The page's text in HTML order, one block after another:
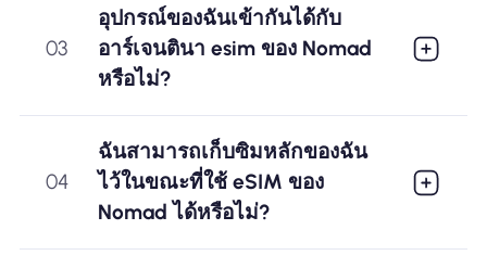
03
อุปกรณ์ของฉันเข้ากันได้กับ
อาร์เจนตินา esim ของ Nomad
หรือไม่?
04
ฉันสามารถเก็บซิมหลักของฉัน
ไว้ในขณะที่ใช้ eSIM ของ
Nomad ได้หรือไม่?